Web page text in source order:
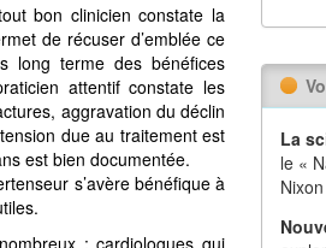
bon clinicien constate la
de récuser d’emblée ce
long terme des bénéfices
attentif constate les
aggravation du déclin
due au traitement est
est bien documentée.
s’avère bénéfique à
: cardiologues qui
La
le «